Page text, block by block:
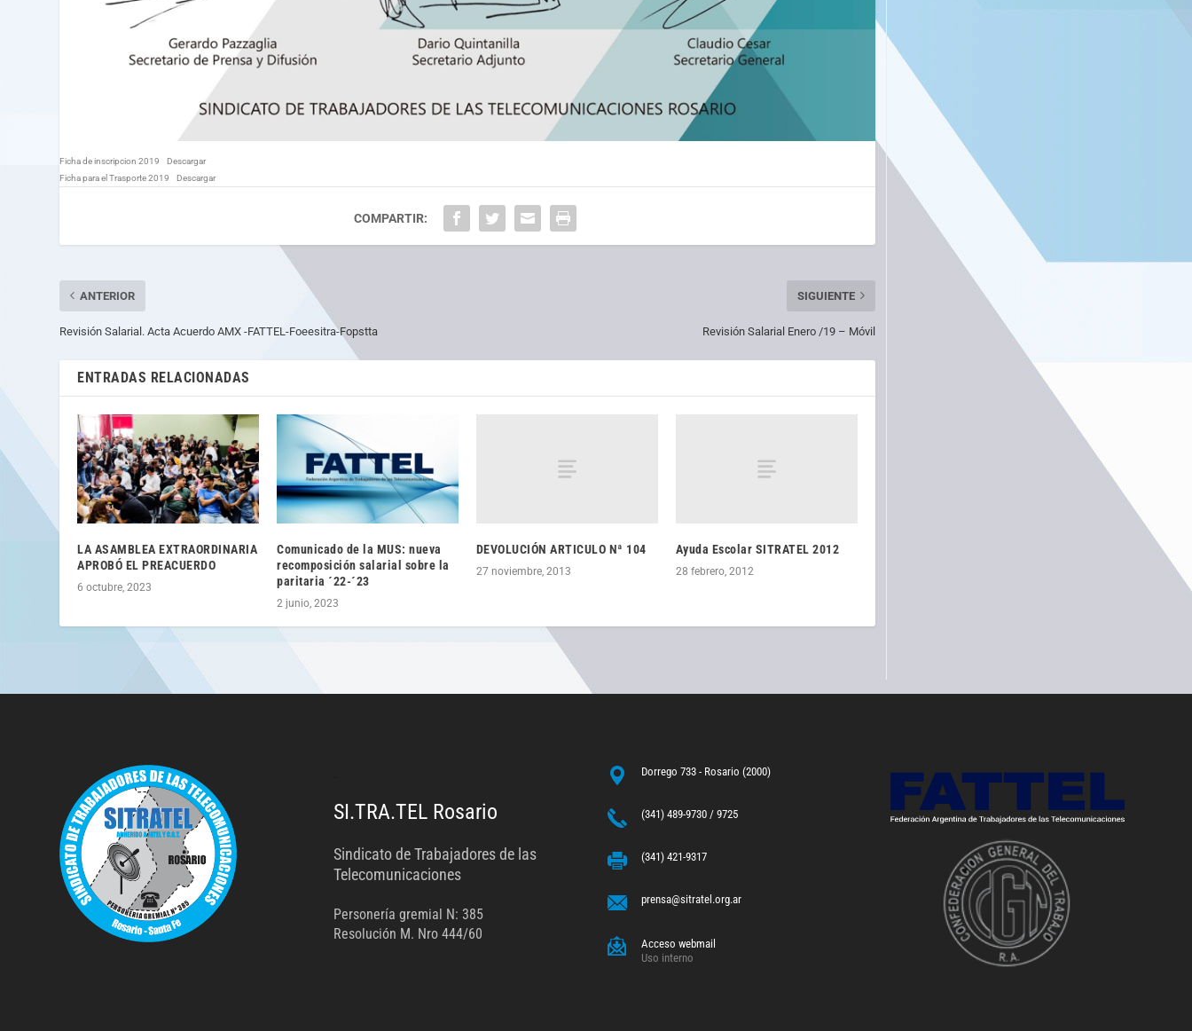
Ficha de inscripcion 2019
Descargar
Ficha para el Trasporte 2019
Descargar
COMPARTIR:
ANTERIOR
Revisión Salarial. Acta Acuerdo AMX -FATTEL-Foeesitra-Fopstta
SIGUIENTE
Revisión Salarial Enero /19 – Móvil
ENTRADAS RELACIONADAS
LA ASAMBLEA EXTRAORDINARIA
APROBÓ EL PREACUERDO
6 octubre, 2023
Comunicado de la MUS: nueva
recomposición salarial sobre la
paritaria ´22-´23
2 junio, 2023
DEVOLUCIÓN ARTICULO Nª 104
27 noviembre, 2013
Ayuda Escolar SITRATEL 2012
28 febrero, 2012
SI.TRA.TEL Rosario
Sindicato de Trabajadores de las
Telecomunicaciones
Personería gremial N: 385
Resolución M. Nro 444/60
Dorrego 733 - Rosario (2000)
(341) 489-9730 / 9725
(341) 421-9317
prensa@sitratel.org.ar
Acceso webmail
Uso interno